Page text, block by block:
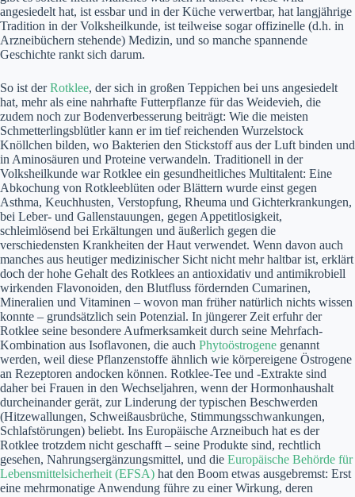
angesiedelt hat, ist essbar und in der Küche verwertbar, hat langjährige
Tradition in der Volksheilkunde, ist teilweise sogar offizinelle (d.h. in
Arzneibüchern stehende) Medizin, und so manche spannende
Geschichte rankt sich darum.
So ist derRotklee, der sich in großen Teppichen bei uns angesiedelt
hat, mehr als eine nahrhafte Futterpflanze für das Weidevieh, die
zudem noch zur Bodenverbesserung beiträgt: Wie die meisten
Schmetterlingsblütler kann er im tief reichenden Wurzelstock
Knöllchen bilden, wo Bakterien den Stickstoff aus der Luft binden und
in Aminosäuren und Proteine verwandeln. Traditionell in der
Volksheilkunde war Rotklee ein gesundheitliches Multitalent: Eine
Abkochung von Rotkleeblüten oder Blättern wurde einst gegen
Asthma, Keuchhusten, Verstopfung, Rheuma und Gichterkrankungen,
bei Leber- und Gallenstauungen, gegen Appetitlosigkeit,
schleimlösend bei Erkältungen und äußerlich gegen die
verschiedensten Krankheiten der Haut verwendet. Wenn davon auch
manches aus heutiger medizinischer Sicht nicht mehr haltbar ist, erklärt
doch der hohe Gehalt des Rotklees an antioxidativ und antimikrobiell
wirkenden Flavonoiden, den Blutfluss fördernden Cumarinen,
Mineralien und Vitaminen – wovon man früher natürlich nichts wissen
konnte – grundsätzlich sein Potenzial. In jüngerer Zeit erfuhr der
Rotklee seine besondere Aufmerksamkeit durch seine Mehrfach-
Kombination aus Isoflavonen, die auch Phytoöstrogene genannt
werden, weil diese Pflanzenstoffe ähnlich wie körpereigene Östrogene
an Rezeptoren andocken können. Rotklee-Tee und -Extrakte sind
daher bei Frauen in den Wechseljahren, wenn der Hormonhaushalt
durcheinander gerät, zur Linderung der typischen Beschwerden
(Hitzewallungen, Schweißausbrüche, Stimmungsschwankungen,
Schlafstörungen) beliebt. Ins Europäische Arzneibuch hat es der
Rotklee trotzdem nicht geschafft – seine Produkte sind, rechtlich
gesehen, Nahrungsergänzungsmittel, und die Europäische Behörde für
Lebensmittelsicherheit (EFSA) hat den Boom etwas ausgebremst: Erst
eine mehrmonatige Anwendung führe zu einer Wirkung, deren